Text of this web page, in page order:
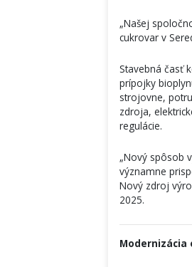
„Našej
cukrovar v
Stavebná časť
prípojky
strojovne,
zdroja,
regulácie.
„Nový spôsob
významne
Nový zdroj
2025.